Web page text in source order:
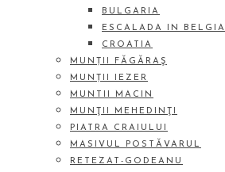
BULGARIA
ESCALADA IN BELGIA
CROATIA
MUNȚII FĂGĂRAŞ
MUNȚII IEZER
MUNTII MACIN
MUNŢII MEHEDINŢI
PIATRA CRAIULUI
MASIVUL POSTĂVARUL
RETEZAT-GODEANU